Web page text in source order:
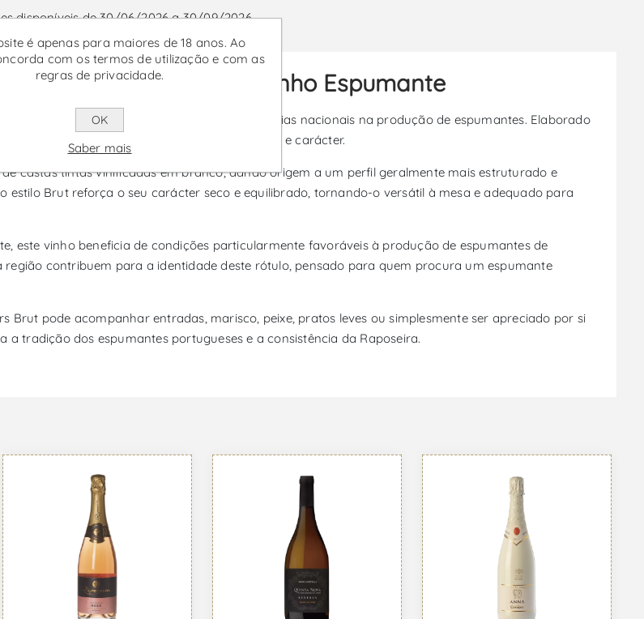
disponíveis de 30/06/2026 a 30/09/2026
Blanc de Noirs Brut - Vinho Espumante
da região de Távora-Varosa, uma das referências nacionais na produção de espumantes. Elaborado
da marca, combinando elegância, frescura e carácter.
castas tintas vinificadas em branco, dando origem a um perfil geralmente mais estruturado e
estilo Brut reforça o seu carácter seco e equilibrado, tornando-o versátil à mesa e adequado para
este vinho beneficia de condições particularmente favoráveis à produção de espumantes de
contribuem para a identidade deste rótulo, pensado para quem procura um espumante
Brut pode acompanhar entradas, marisco, peixe, pratos leves ou simplesmente ser apreciado por si
tradição dos espumantes portugueses e a consistência da Raposeira.
é apenas para maiores de 18 anos. Ao
com os termos de utilização e com as
regras de privacidade.
OK
Saber mais